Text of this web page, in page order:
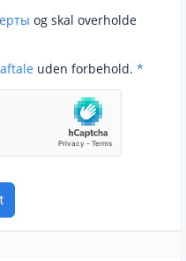
og skal overholde
uden forbehold. *